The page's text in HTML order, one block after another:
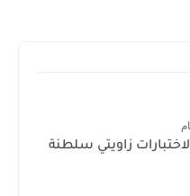
زاويتي سلطنة